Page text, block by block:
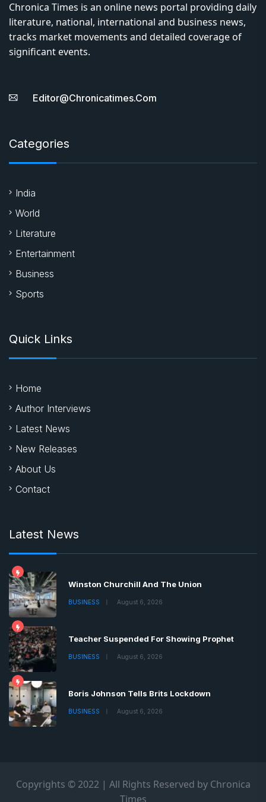
Chronica Times is an online news portal providing daily
literature, national, international and business news,
tracks market movements and detailed coverage of
significant events.
Editor@chronicatimes.com
Categories
India
World
Literature
Entertainment
Business
Sports
Quick Links
Home
Author Interviews
Latest News
New Releases
About Us
Contact
Latest News
Winston Churchill And The Union
BUSINESS August 6, 2026
Teacher Suspended For Showing Prophet
BUSINESS August 6, 2026
Boris Johnson Tells Brits Lockdown
BUSINESS August 6, 2026
Copyrights © 2022 | All Rights Reserved by Chronica
Times